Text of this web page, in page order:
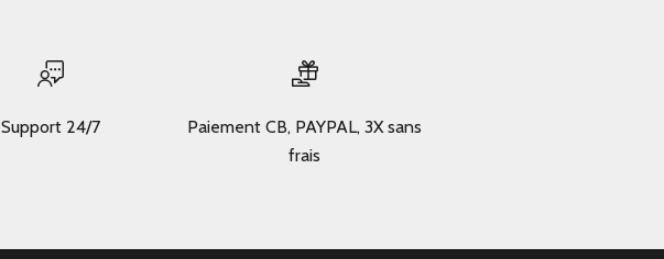
Support 24/7
Paiement CB, PAYPAL, 3X sans
frais